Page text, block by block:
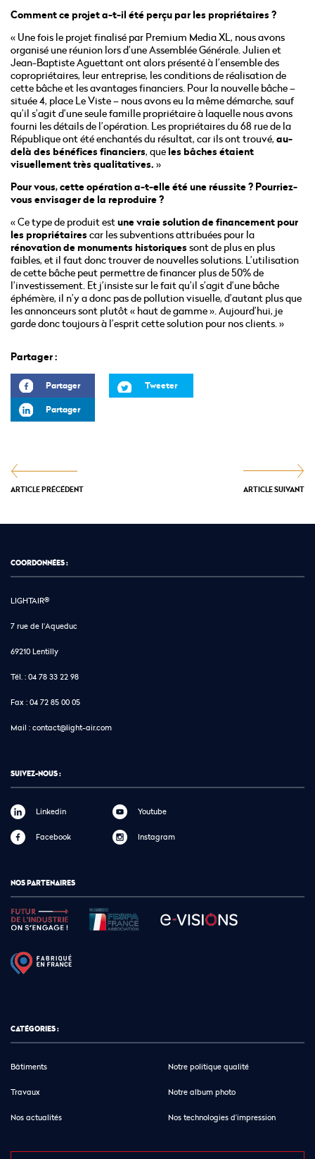
Comment ce projet a-t-il été perçu par les propriétaires ?
« Une fois le projet finalisé par Premium Media XL, nous avons
organisé une réunion lors d’une Assemblée Générale. Julien et
Jean-Baptiste Aguettant ont alors présenté à l’ensemble des
copropriétaires, leur entreprise, les conditions de réalisation de
cette bâche et les avantages financiers. Pour la nouvelle bâche –
située 4, place Le Viste – nous avons eu la même démarche, sauf
qu’il s’agit d’une seule famille propriétaire à laquelle nous avons
fourni les détails de l’opération. Les propriétaires du 68 rue de la
République ont été enchantés du résultat, car ils ont trouvé, au-
delà des bénéfices financiers, que les bâches étaient
visuellement très qualitatives. »
Pour vous, cette opération a-t-elle été une réussite ? Pourriez-
vous envisager de la reproduire ?
« Ce type de produit estune vraie solution de financement pour
les propriétairescar les subventions attribuées pour la
rénovation de monuments historiquessont de plus en plus
faibles, et il faut donc trouver de nouvelles solutions. L’utilisation
de cette bâche peut permettre de financer plus de 50% de
l’investissement. Et j’insiste sur le fait qu’il s’agit d’une bâche
éphémère, il n’y a donc pas de pollution visuelle, d’autant plus que
les annonceurs sont plutôt « haut de gamme ». Aujourd’hui, je
garde donc toujours à l’esprit cette solution pour nos clients. »
Partager :
Partager
Tweeter
Partager
ARTICLE PRÉCÉDENT ARTICLE SUIVANT
COORDONNÉES :
LIGHTAIR®
7 rue de l'Aqueduc
69210 Lentilly
Tél. : 04 78 33 22 98
Fax : 04 72 85 00 05
Mail : contact@light-air.com
SUIVEZ-NOUS :
Linkedin
Facebook
Youtube
Instagram
NOS PARTENAIRES
CATÉGORIES :
Bâtiments
Travaux
Nos actualités
Notre politique qualité
Notre album photo
Nos technologies d’impression